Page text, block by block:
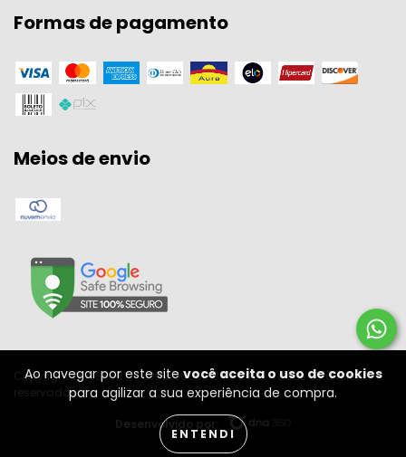
Ao navegar por este sitevocê aceita o uso de cookies
para agilizar a sua experiência de compra.
ENTENDI
Formas de pagamento
Meios de envio
Copyright W A SPORT - 11301556000134 - 2026. Todos os direitos
reservados.
Desenvolvido por: